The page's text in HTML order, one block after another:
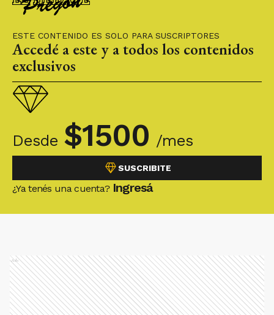
ESTE CONTENIDO ES SOLO PARA SUSCRIPTORES
Accedé a este y a todos los contenidos
exclusivos
Desde $1500 /mes
SUSCRIBITE
¿Ya tenés una cuenta? Ingresá
Ads